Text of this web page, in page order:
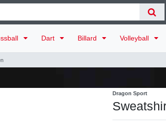
Dart Billard Volleyball
Dragon Sport